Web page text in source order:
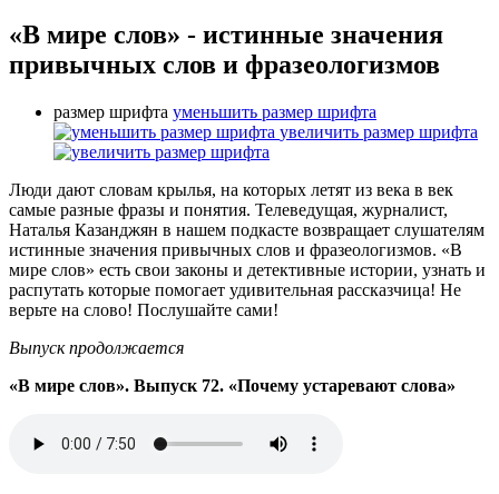
«В мире слов» - истинные значения
привычных слов и фразеологизмов
размер шрифта уменьшить размер шрифта
увеличить размер шрифта
Люди дают словам крылья, на которых летят из века в век
самые разные фразы и понятия. Телеведущая, журналист,
Наталья Казанджян в нашем подкасте возвращает слушателям
истинные значения привычных слов и фразеологизмов. «В
мире слов» есть свои законы и детективные истории, узнать и
распутать которые помогает удивительная рассказчица! Не
верьте на слово! Послушайте сами!
Выпуск продолжается
«В мире слов». Выпуск 72. «Почему устаревают слова»